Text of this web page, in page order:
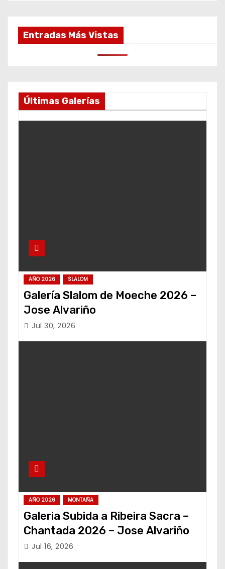
Entradas Más Vistas
Últimas Galerías
AÑO 2026 SLALOM
Galería Slalom de Moeche 2026 –
Jose Alvariño
Jul 30, 2026
AÑO 2026 MONTAÑA
Galeria Subida a Ribeira Sacra –
Chantada 2026 – Jose Alvariño
Jul 16, 2026